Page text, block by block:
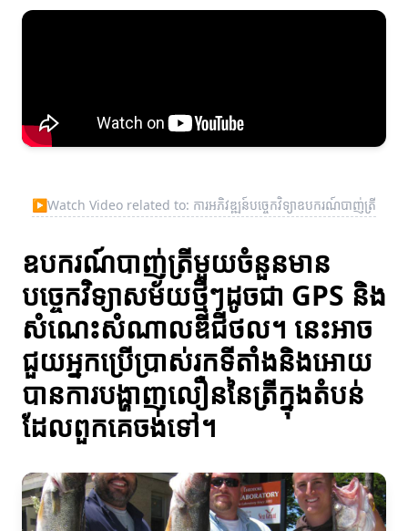
▶Watch Video related to: ការអភិវឌ្ឍន៍បច្ចេកវិទ្យាឧបករណ៍បាញ់ត្រី
ឧបករណ៍បាញ់ត្រីមួយចំនួនមាន
បច្ចេកវិទ្យាសម័យថ្មីៗដូចជា GPS និង
សំណេះសំណាលឌីជីថល។ នេះអាច
ជួយអ្នកប្រើប្រាស់រកទីតាំងនិងអោយ
បានការបង្ហាញលឿននៃត្រីក្នុងតំបន់
ដែលពួកគេចង់ទៅ។